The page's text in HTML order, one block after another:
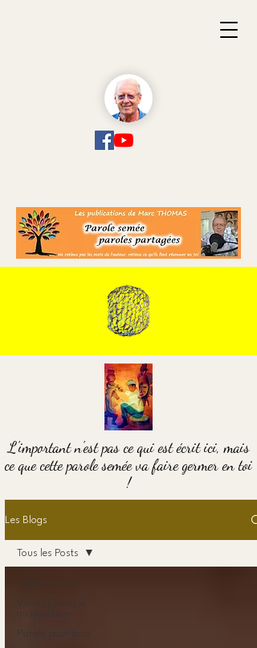
L'important n'est pas ce qui est écrit ici, mais
ce que cette parole semée va faire germer en toi
!
Les Blogs
au quotidien
Parole pour tous
Tous les Posts